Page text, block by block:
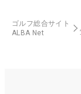
ゴルフ総合サイト
ALBA Net